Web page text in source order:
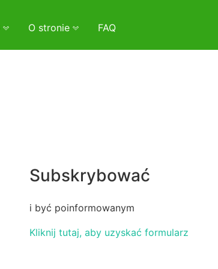
O stronie FAQ
Subskrybować
i być poinformowanym
Kliknij tutaj, aby uzyskać formularz